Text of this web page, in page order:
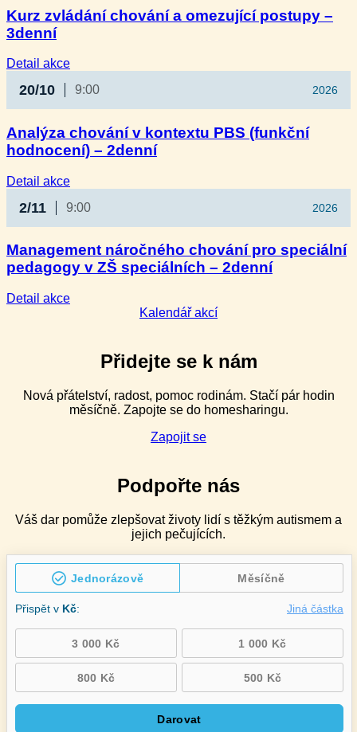
Kurz zvládání chování a omezující postupy –
3denní
Detail akce:
zvládání
postupy
–
3denní
20/10 2026
9:00
Analýza chování v kontextu PBS (funkční
hodnocení) – 2denní
Detail akce:
chování
(funkční
hodnocení)
2/11 2026
9:00
Management náročného chování pro speciální
pedagogy v ZŠ speciálních – 2denní
Detail akce:
Management
speciální
v ZŠ
speciálních
Kalendář akcí
Přidejte se k nám
Nová přátelství, radost, pomoc rodinám. Stačí pár hodin
měsíčně. Zapojte se do homesharingu.
Zapojit se
Podpořte nás
Váš dar pomůže zlepšovat životy lidí s těžkým autismem a
jejich pečujících.